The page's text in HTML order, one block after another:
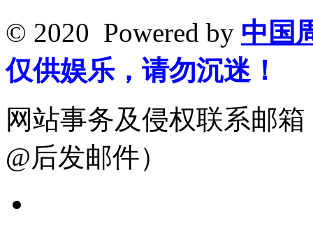
© 2020 Powered by 中国
仅供娱乐，请勿沉迷！
网站事务及侵权联系邮箱
@后发邮件）